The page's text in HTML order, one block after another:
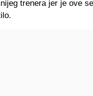
trenera jer je ove